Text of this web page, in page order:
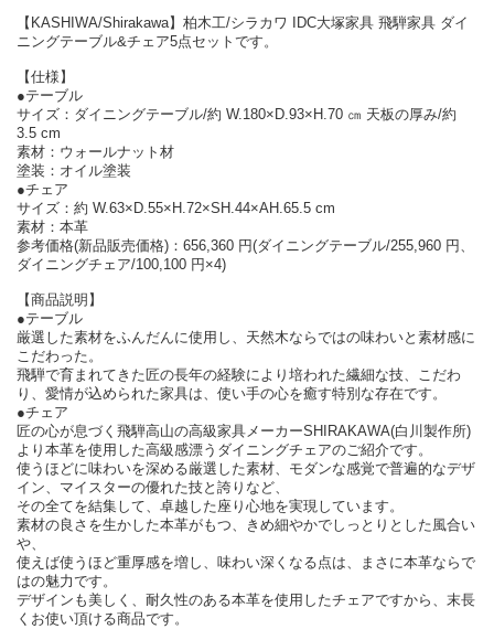
【KASHIWA/Shirakawa】柏木工/シラカワ IDC大塚家具 飛騨家具 ダイ
ニングテーブル&チェア5点セットです。
【仕様】
●テーブル
サイズ：ダイニングテーブル/約 W.180×D.93×H.70 ㎝ 天板の厚み/約
3.5 cm
素材：ウォールナット材
塗装：オイル塗装
●チェア
サイズ：約 W.63×D.55×H.72×SH.44×AH.65.5 cm
素材：本革
参考価格(新品販売価格)：656,360 円(ダイニングテーブル/255,960 円、
ダイニングチェア/100,100 円×4)
【商品説明】
●テーブル
厳選した素材をふんだんに使用し、天然木ならではの味わいと素材感に
こだわった。
飛騨で育まれてきた匠の長年の経験により培われた繊細な技、こだわ
り、愛情が込められた家具は、使い手の心を癒す特別な存在です。
●チェア
匠の心が息づく飛騨高山の高級家具メーカーSHIRAKAWA(白川製作所)
より本革を使用した高級感漂うダイニングチェアのご紹介です。
使うほどに味わいを深める厳選した素材、モダンな感覚で普遍的なデザ
イン、マイスターの優れた技と誇りなど、
その全てを結集して、卓越した座り心地を実現しています。
素材の良さを生かした本革がもつ、きめ細やかでしっとりとした風合い
や、
使えば使うほど重厚感を増し、味わい深くなる点は、まさに本革ならで
はの魅力です。
デザインも美しく、耐久性のある本革を使用したチェアですから、末長
くお使い頂ける商品です。